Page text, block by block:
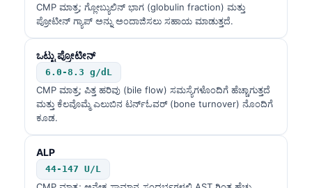
CMP ಮಾತ್ರ; ಗ್ಲೋಬ್ಯುಲಿನ್ ಭಾಗ (globulin fraction) ಮತ್ತು
ಪ್ರೋಟೀನ್ ಗ್ಯಾಪ್ ಅನ್ನು ಅಂದಾಜಿಸಲು ಸಹಾಯ ಮಾಡುತ್ತದೆ.
ಒಟ್ಟು ಪ್ರೋಟೀನ್
6.0-8.3 g/dL
CMP ಮಾತ್ರ; ಪಿತ್ತ ಹರಿವು (bile flow) ಸಮಸ್ಯೆಗಳೊಂದಿಗೆ ಹೆಚ್ಚಾಗುತ್ತದೆ
ಮತ್ತು ಕೆಲವೊಮ್ಮೆ ಎಲುಬಿನ ಟರ್ನ್‌ಓವರ್ (bone turnover) ನೊಂದಿಗೆ
ಕೂಡ.
ALP
44-147 U/L